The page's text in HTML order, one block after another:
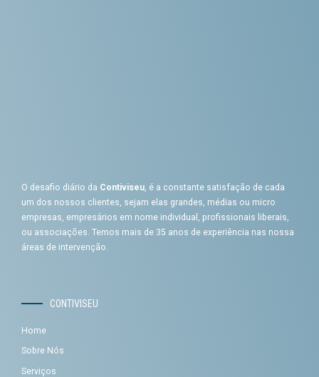
O desafio diário da Contiviseu, é a constante satisfação de cada
um dos nossos clientes, sejam elas grandes, médias ou micro
empresas, empresários em nome individual, profissionais liberais,
ou associações. Temos mais de 35 anos de experiência nas nossa
áreas de intervenção.
CONTIVISEU
Home
Sobre Nós
Serviços